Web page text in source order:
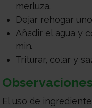
merluza.
Dejar rehogar
Añadir el agua y
min.
Triturar, colar y
Observaciones
El uso de